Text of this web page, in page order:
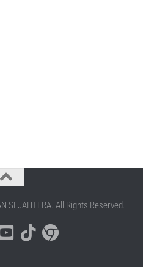
SEJAHTERA. All Rights Reserved.